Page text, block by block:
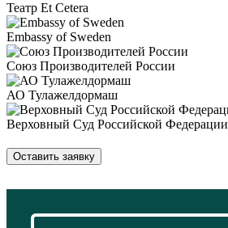
Театр Et Cetera
Embassy of Sweden
Союз Производителей России
АО Тулажелдормаш
Верховный Суд Российской Федерации
Оставить заявку